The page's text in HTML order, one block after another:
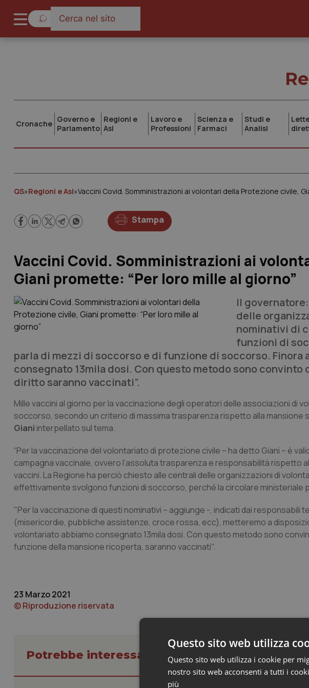
Cronache Governo e
Parlamento
Regioni e
Asl
Lavoro e
Professioni
Scienza e
Farmaci
Studi e
Analisi
QS»Regioni e Asl»Vaccini Covid. Somministrazioni ai volontari della Protezione civile,
Stampa
Vaccini Covid. Somministrazioni ai
Giani promette: “Per loro mille al giorno”
Il
delle
nominativi di
funzioni di
parla di mezzi di soccorso e di funzione di soccorso.
consegnato 13mila dosi. Con questo metodo sono
diritto saranno vaccinati”.
Mille vaccini al giorno per la vaccinazione degli operatori delle associazioni di
soccorso, secondo un criterio di massima trasparenza rispetto alla mansione
Giani interpellato sul tema.
“Per la vaccinazione del volontariato di protezione civile – ha detto Giani – è
campagna vaccinale, ovvero l’assoluta trasparenza e responsabilità rispetto
vaccini. La Regione ha perciò chiesto alle centrali delle organizzazioni di
effettivamente svolgono funzioni di soccorso, perché la circolare ministeriale
"Per la vaccinazione di questi nominativi – aggiunge -, indicati dai responsabili
(misericordie, pubbliche assistenze, croce rossa, ecc), metteremo a
volontariato abbiamo consegnato 13mila dosi. Con questo metodo sono
funzione della mansione ricoperta, saranno vaccinati".
23 Marzo 2021
© Riproduzione riservata
Potrebbe interessarti in Regioni e Asl
Questo sito web utilizza
Questo sito web utilizza i cookie per
nostro sito web acconsenti a tutti i
più